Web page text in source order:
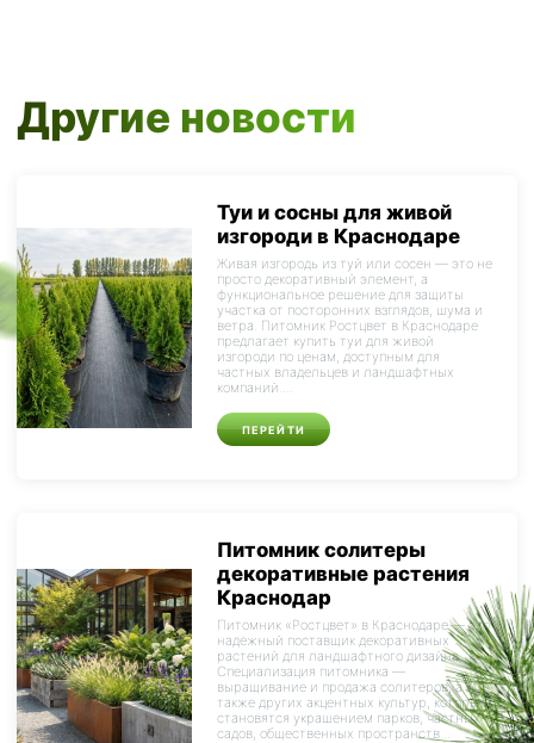
Другие новости
Туи и сосны для живой
изгороди в Краснодаре
Живая изгородь из туй или сосен — это не
просто декоративный элемент, а
функциональное решение для защиты
участка от посторонних взглядов, шума и
ветра. Питомник Ростцвет в Краснодаре
предлагает купить туи для живой
изгороди по ценам, доступным для
частных владельцев и ландшафтных
компаний....
ПЕРЕЙТИ
Питомник солитеры
декоративные растения
Краснодар
Питомник «Ростцвет» в Краснодаре — это
надёжный поставщик декоративных
растений для ландшафтного дизайна.
Специализация питомника —
выращивание и продажа солитеров, а
также других акцентных культур, которые
становятся украшением парков, частных
садов, общественных пространств...